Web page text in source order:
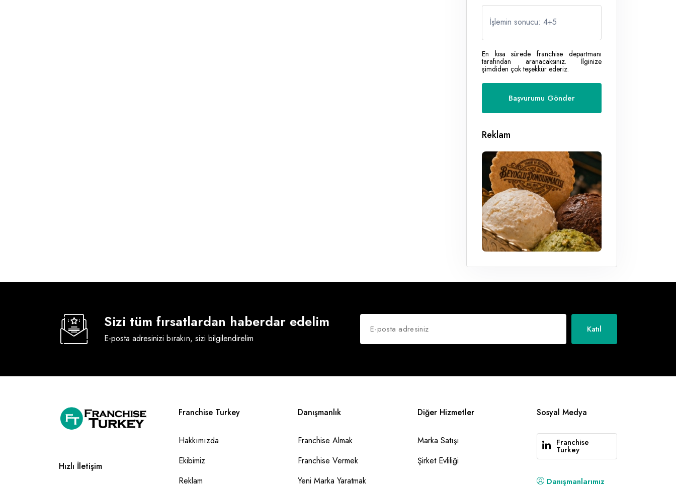
İşlemin sonucu: 4+5
En kısa sürede franchise departmanı
tarafından aranacaksınız. İlginize
şimdiden çok teşekkür ederiz.
Reklam
Sizi tüm fırsatlardan haberdar edelim
E-posta adresinizi bırakın, sizi bilgilendirelim
Katıl
Hızlı İletişim
Franchise Turkey
Hakkımızda
Ekibimiz
Reklam
Danışmanlık
Franchise Almak
Franchise Vermek
Yeni Marka Yaratmak
Diğer Hizmetler
Marka Satışı
Şirket Evliliği
Sosyal Medya
Franchise
Turkey
Danışmanlarımız